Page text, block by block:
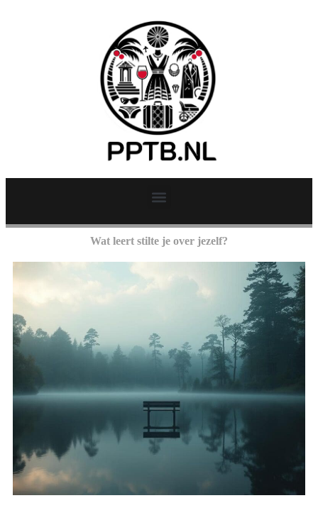
Wat leert stilte je over jezelf?